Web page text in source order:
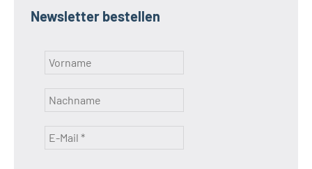
Newsletter bestellen